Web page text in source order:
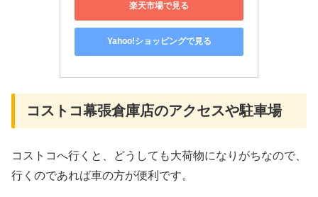
楽天市場で見る
Yahoo!ショッピングで見る
コストコ幕張倉庫店のアクセスや駐車場
コストコへ行くと、どうしても大荷物になりがちなので、
行くのであれば車の方が便利です。